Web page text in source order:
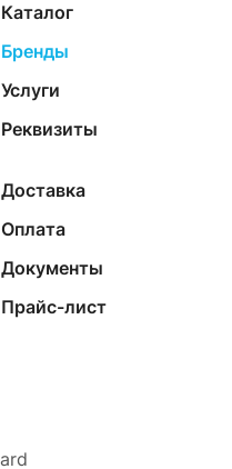
Каталог
Бренды
Услуги
Реквизиты
Доставка
Оплата
Документы
Прайс-лист